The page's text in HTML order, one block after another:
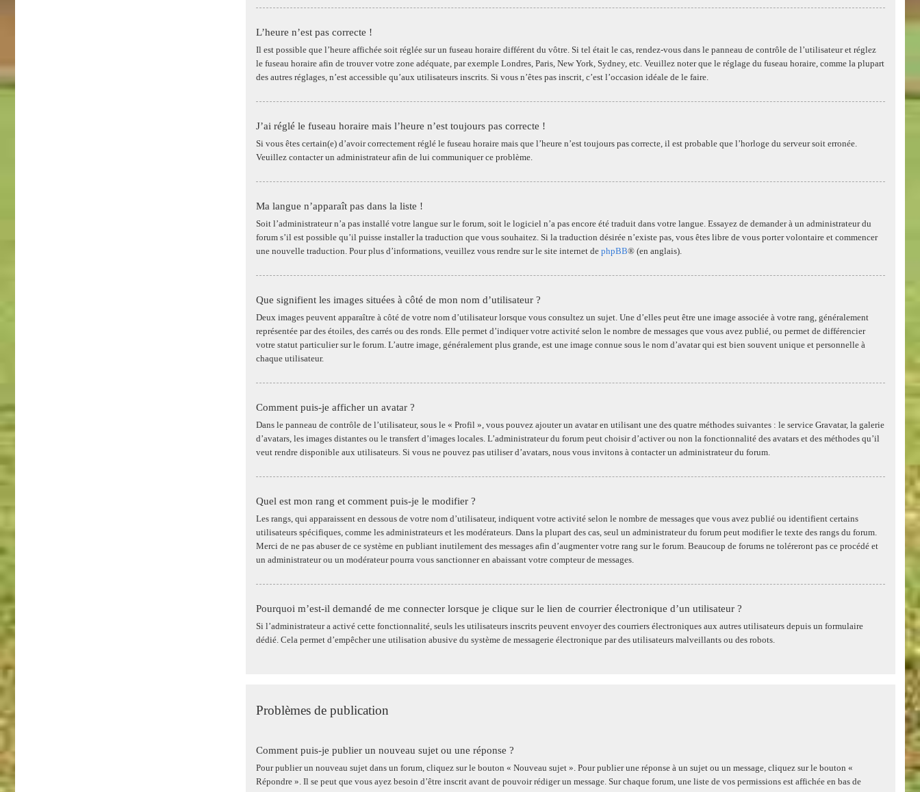
L’heure n’est pas correcte !
Il est possible que l’heure affichée soit réglée sur un fuseau horaire différent du vôtre. Si tel était le cas, rendez-vous dans le panneau de contrôle de l’utilisateur et réglez
le fuseau horaire afin de trouver votre zone adéquate, par exemple Londres, Paris, New York, Sydney, etc. Veuillez noter que le réglage du fuseau horaire, comme la plupart
des autres réglages, n’est accessible qu’aux utilisateurs inscrits. Si vous n’êtes pas inscrit, c’est l’occasion idéale de le faire.
J’ai réglé le fuseau horaire mais l’heure n’est toujours pas correcte !
Si vous êtes certain(e) d’avoir correctement réglé le fuseau horaire mais que l’heure n’est toujours pas correcte, il est probable que l’horloge du serveur soit erronée.
Veuillez contacter un administrateur afin de lui communiquer ce problème.
Ma langue n’apparaît pas dans la liste !
Soit l’administrateur n’a pas installé votre langue sur le forum, soit le logiciel n’a pas encore été traduit dans votre langue. Essayez de demander à un administrateur du
forum s’il est possible qu’il puisse installer la traduction que vous souhaitez. Si la traduction désirée n’existe pas, vous êtes libre de vous porter volontaire et commencer
une nouvelle traduction. Pour plus d’informations, veuillez vous rendre sur le site internet dephpBB® (en anglais).
Que signifient les images situées à côté de mon nom d’utilisateur ?
Deux images peuvent apparaître à côté de votre nom d’utilisateur lorsque vous consultez un sujet. Une d’elles peut être une image associée à votre rang, généralement
représentée par des étoiles, des carrés ou des ronds. Elle permet d’indiquer votre activité selon le nombre de messages que vous avez publié, ou permet de différencier
votre statut particulier sur le forum. L’autre image, généralement plus grande, est une image connue sous le nom d’avatar qui est bien souvent unique et personnelle à
chaque utilisateur.
Comment puis-je afficher un avatar ?
Dans le panneau de contrôle de l’utilisateur, sous le « Profil », vous pouvez ajouter un avatar en utilisant une des quatre méthodes suivantes : le service Gravatar, la galerie
d’avatars, les images distantes ou le transfert d’images locales. L’administrateur du forum peut choisir d’activer ou non la fonctionnalité des avatars et des méthodes qu’il
veut rendre disponible aux utilisateurs. Si vous ne pouvez pas utiliser d’avatars, nous vous invitons à contacter un administrateur du forum.
Quel est mon rang et comment puis-je le modifier ?
Les rangs, qui apparaissent en dessous de votre nom d’utilisateur, indiquent votre activité selon le nombre de messages que vous avez publié ou identifient certains
utilisateurs spécifiques, comme les administrateurs et les modérateurs. Dans la plupart des cas, seul un administrateur du forum peut modifier le texte des rangs du forum.
Merci de ne pas abuser de ce système en publiant inutilement des messages afin d’augmenter votre rang sur le forum. Beaucoup de forums ne toléreront pas ce procédé et
un administrateur ou un modérateur pourra vous sanctionner en abaissant votre compteur de messages.
Pourquoi m’est-il demandé de me connecter lorsque je clique sur le lien de courrier électronique d’un utilisateur ?
Si l’administrateur a activé cette fonctionnalité, seuls les utilisateurs inscrits peuvent envoyer des courriers électroniques aux autres utilisateurs depuis un formulaire
dédié. Cela permet d’empêcher une utilisation abusive du système de messagerie électronique par des utilisateurs malveillants ou des robots.
Problèmes de publication
Comment puis-je publier un nouveau sujet ou une réponse ?
Pour publier un nouveau sujet dans un forum, cliquez sur le bouton « Nouveau sujet ». Pour publier une réponse à un sujet ou un message, cliquez sur le bouton «
Répondre ». Il se peut que vous ayez besoin d’être inscrit avant de pouvoir rédiger un message. Sur chaque forum, une liste de vos permissions est affichée en bas de